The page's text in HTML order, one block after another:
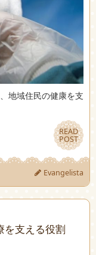
地域住民の健康を支
READ
POST
READ
POST
Evangelista
を支える役割